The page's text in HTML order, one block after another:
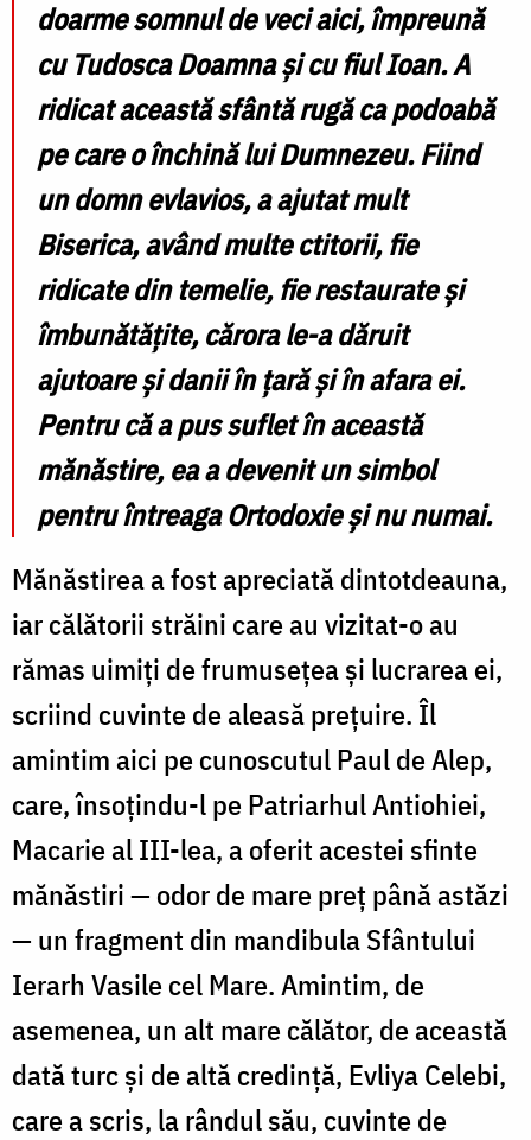
doarme somnul de veci aici, împreună
cu Tudosca Doamna și cu fiul Ioan. A
ridicat această sfântă rugă ca podoabă
pe care o închină lui Dumnezeu. Fiind
un domn evlavios, a ajutat mult
Biserica, având multe ctitorii, fie
ridicate din temelie, fie restaurate și
îmbunătățite, cărora le-a dăruit
ajutoare și danii în țară și în afara ei.
Pentru că a pus suflet în această
mănăstire, ea a devenit un simbol
pentru întreaga Ortodoxie și nu numai.
Mănăstirea a fost apreciată dintotdeauna,
iar călătorii străini care au vizitat-o au
rămas uimiți de frumusețea și lucrarea ei,
scriind cuvinte de aleasă prețuire. Îl
amintim aici pe cunoscutul Paul de Alep,
care, însoțindu-l pe Patriarhul Antiohiei,
Macarie al III-lea, a oferit acestei sfinte
mănăstiri — odor de mare preț până astăzi
— un fragment din mandibula Sfântului
Ierarh Vasile cel Mare. Amintim, de
asemenea, un alt mare călător, de această
dată turc și de altă credință, Evliya Celebi,
care a scris, la rândul său, cuvinte de